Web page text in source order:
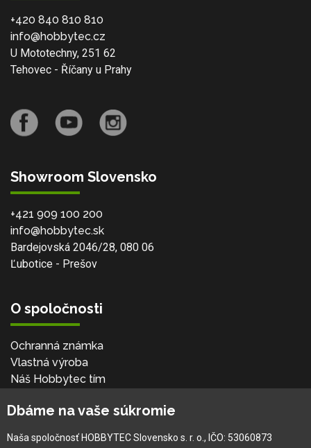
+420 840 810 810
info@hobbytec.cz
U Mototechny, 251 62
Tehovec - Říčany u Prahy
Showroom Slovensko
+421 909 100 200
info@hobbytec.sk
Bardejovská 2046/28, 080 06
Ľubotice - Prešov
O spoločnosti
Ochranná známka
Vlastná výroba
Náš Hobbytec tím
Naša história
Dbáme na vaše súkromie
Naša spoločnosť HOBBYTEC Slovensko s. r. o., IČO: 53060873